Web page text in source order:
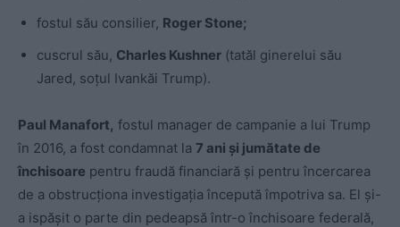
fostul său consilier, Roger Stone;
cuscrul său, Charles Kushner (tatăl ginerelui său
Jared, soțul Ivankăi Trump).
Paul Manafort, fostul manager de campanie a lui Trump
în 2016, a fost condamnat la 7 ani și jumătate de
închisoare pentru fraudă financiară și pentru încercarea
de a obstrucționa investigația începută împotriva sa. El și-
a ispășit o parte din pedeapsă într-o închisoare federală,